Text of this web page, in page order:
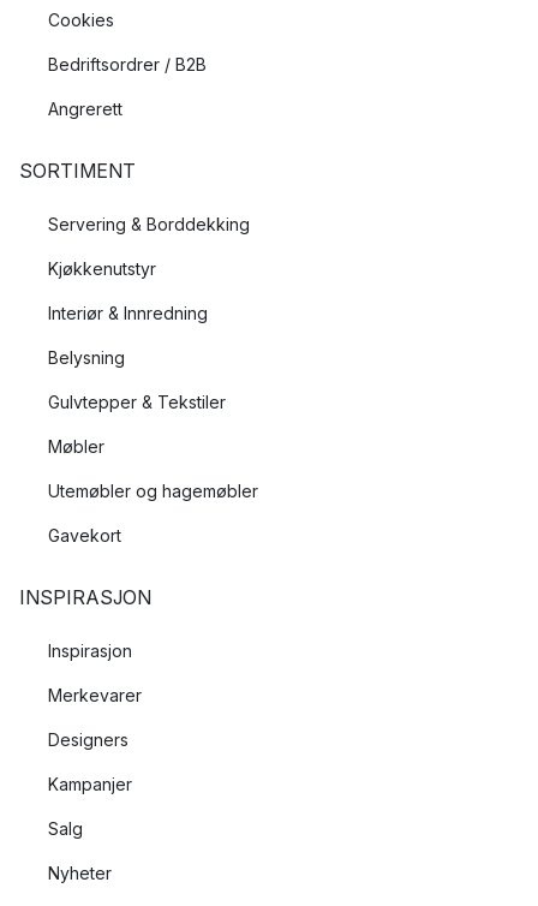
Cookies
Bedriftsordrer / B2B
Angrerett
SORTIMENT
Servering & Borddekking
Kjøkkenutstyr
Interiør & Innredning
Belysning
Gulvtepper & Tekstiler
Møbler
Utemøbler og hagemøbler
Gavekort
INSPIRASJON
Inspirasjon
Merkevarer
Designers
Kampanjer
Salg
Nyheter